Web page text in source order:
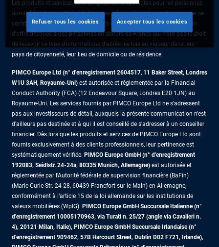
Les produits et services sont uniquement disponibles pour les personnes
domiciliées dans cette juridiction. Les informations figurant sur ce site ne
constituent pas une offre de produits ou de services ni une sollicitation
d'offre destinée à des personnes en dehors de France qui n'ont pas le droit
de recevoir ce type d'informations d'après les lois en vigueur dans leur
pays de citoyenneté, leur lieu de domicile ou de résidence.
PIMCO Europe Ltd (n° d'enregistrement 2604517, 11 Baker Street, Londres
W1U 3AH, Royaume-Uni) est autorisée et réglementée par la Financial
Conduct Authority (FCA) (12 Endeavour Square, Londres E20 1JN) au
Royaume-Uni. Les services fournis par PIMCO Europe Ltd ne s'adressent
pas aux investisseurs de détail, auxquels la présente communication n'est
d'ailleurs pas destinée et à qui il est conseillé de s'adresser à un conseiller
financier. Dès lors que les produits et services de PIMCO Europe Ltd sont
fournis exclusivement à des clients professionnels, leur pertinence est
systématiquement vérifiée. PIMCO Europe GmbH (n° d'enregistrement
192083, Seidlstr. 24-24a, 80335 Munich, Allemagne) est autorisée et
réglementée par l'Autorité fédérale de supervision financière (BaFin)
(Marie-Curie-Str. 24-28, 60439 Francfort-sur-le-Main) en Allemagne,
conformément à l’article 15 de la loi allemande sur les institutions de
valeurs mobilières (WpIG). PIMCO Europe GmbH Succursale Italienne (n°
d'enregistrement 10005170963, via Turati n. 25/27 (angle via Cavalieri n.
4), 20121 Milan, Italie), PIMCO Europe GmbH Succursale Irlandaise (n°
d'enregistrement 909462, 57B Harcourt Street, Dublin D02 F721, Irlande),
Refuser tous les cookies Accepter tous les cookies